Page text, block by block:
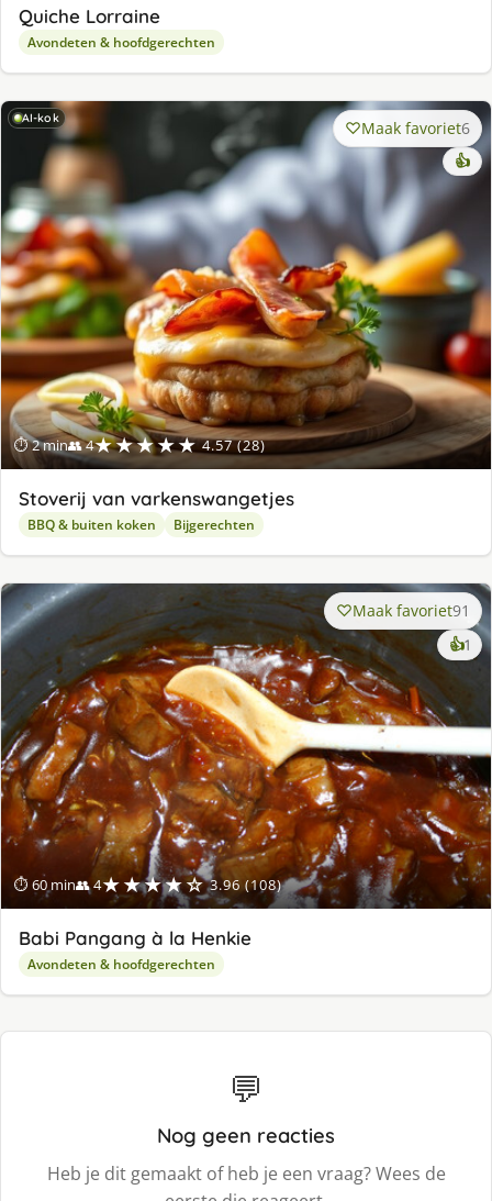
Quiche Lorraine
Avondeten & hoofdgerechten
AI-kok
⏱ 2 min👥 4★★★★★ 4.57 (28)
Maak favoriet6
👍
Stoverij van varkenswangetjes
BBQ & buiten koken Bijgerechten
⏱ 60 min👥 4★★★★☆ 3.96 (108)
Maak favoriet91
👍1
Babi Pangang à la Henkie
Avondeten & hoofdgerechten
💬
Nog geen reacties
Heb je dit gemaakt of heb je een vraag? Wees de